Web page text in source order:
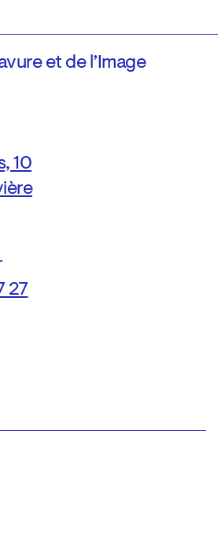
et de l’Image
10
27